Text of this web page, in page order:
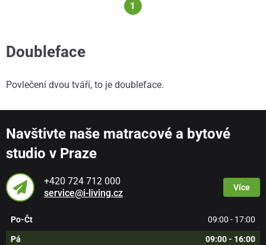
1
Doubleface
Povlečení dvou tváří, to je doubleface.
Navštivte naše matracové a bytové
studio v Praze
+420 724 712 000
service@i-living.cz
Více
Po-Čt 09:00 - 17:00
Pá 09:00 - 16:00